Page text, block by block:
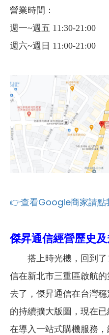
營業時間：
週一~週五 11:30-21:00
週六~週日 11:00-21:00
👉查看Google商家請點
傑昇通信經營歷史
搭上時光機，回到了
信在新北市三重區啟航
去了，傑昇通信在台灣
的持續擴大版圖，現在
在導入一站式購機服務